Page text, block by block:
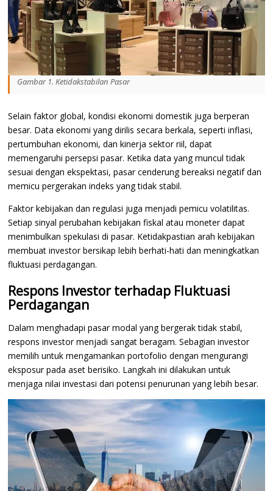
Gambar 1. Ketidakstabilan Pasar
Selain faktor global, kondisi ekonomi domestik juga berperan
besar. Data ekonomi yang dirilis secara berkala, seperti inflasi,
pertumbuhan ekonomi, dan kinerja sektor riil, dapat
memengaruhi persepsi pasar. Ketika data yang muncul tidak
sesuai dengan ekspektasi, pasar cenderung bereaksi negatif dan
memicu pergerakan indeks yang tidak stabil.
Faktor kebijakan dan regulasi juga menjadi pemicu volatilitas.
Setiap sinyal perubahan kebijakan fiskal atau moneter dapat
menimbulkan spekulasi di pasar. Ketidakpastian arah kebijakan
membuat investor bersikap lebih berhati-hati dan meningkatkan
fluktuasi perdagangan.
Respons Investor terhadap Fluktuasi
Perdagangan
Dalam menghadapi pasar modal yang bergerak tidak stabil,
respons investor menjadi sangat beragam. Sebagian investor
memilih untuk mengamankan portofolio dengan mengurangi
eksposur pada aset berisiko. Langkah ini dilakukan untuk
menjaga nilai investasi dari potensi penurunan yang lebih besar.